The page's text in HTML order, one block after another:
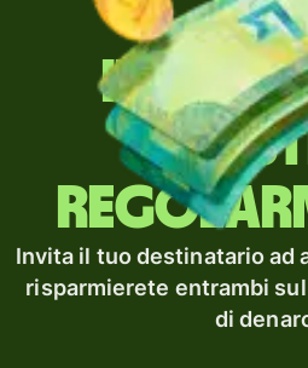
Invii
Invita il tuo destinatario ad
risparmierete entrambi
di